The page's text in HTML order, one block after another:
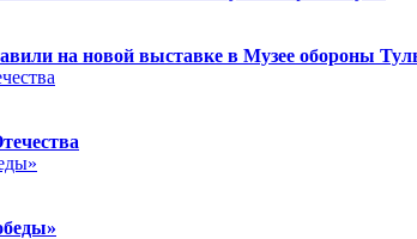
на новой выставке в Музее обороны